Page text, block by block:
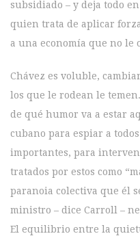
subsidiado – y deja todo
quien trata de aplicar
a una economía que no le
Chávez es voluble,
los que le rodean le
de qué humor va a estar
cubano para espiar a
importantes, para
tratados por estos como
paranoia colectiva que él
ministro – dice Carroll –
El equilibrio entre la